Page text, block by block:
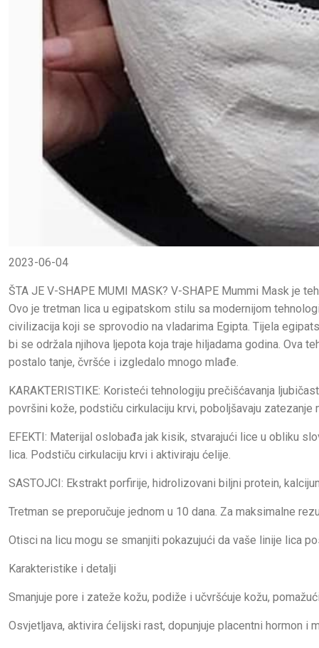
2023-06-04
ŠTA JE V-SHAPE MUMI MASK? V-SHAPE Mummi Mask je
Ovo je tretman lica u egipatskom stilu sa modernijom
civilizacija koji se sprovodio na vladarima Egipta. Tijela
bi se održala njihova ljepota koja traje hiljadama godina. Ova
postalo tanje, čvršće i izgledalo mnogo mlađe.
KARAKTERISTIKE: Koristeći tehnologiju prečišćavanja
površini kože, podstiču cirkulaciju krvi, poboljšavaju
EFEKTI: Materijal oslobađa jak kisik, stvarajući lice u obliku
lica. Podstiču cirkulaciju krvi i aktiviraju ćelije.
SASTOJCI: Ekstrakt porfirije, hidrolizovani biljni protein,
Tretman se preporučuje jednom u 10 dana. Za maksimalne
Otisci na licu mogu se smanjiti pokazujući da vaše linije lica
Karakteristike i detalji
Smanjuje pore i zateže kožu, podiže i učvršćuje kožu,
Osvjetljava, aktivira ćelijski rast, dopunjuje placentni hormon i